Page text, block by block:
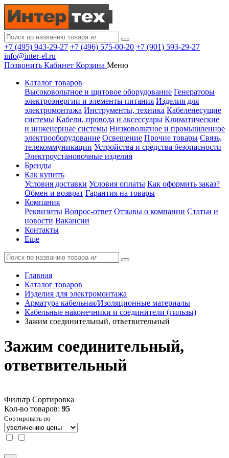
+7 (495) 943-29-27 +7 (496) 575-00-20 +7 (901) 593-29-27
info@inter-el.ru
Позвонить Кабинет Корзина Меню
Каталог товаров
Высоковольтное и щитовое оборудование Генераторы
электроэнергии и элементы питания Изделия для
электромонтажа Инструменты, техника Кабеленесущие
системы Кабели, провода и аксессуары Климатические
и инженерные системы Низковольтное и промышленное
электрооборудование Освещение Прочие товары Связь,
телекоммуникации Устройства и средства безопасности
Электроустановочные изделия
Бренды
Как купить
Условия доставки Условия оплаты Как оформить заказ?
Обмен и возврат Гарантия на товары
Компания
Реквизиты Вопрос-ответ Отзывы о компании Статьи и
новости Вакансии
Контакты
Еще
Главная
Каталог товаров
Изделия для электромонтажа
Арматура кабельная/Изоляционные материалы
Кабельные наконечники и соединители (гильзы)
Зажим соединительный, ответвительный
Зажим соединительный,
ответвительный
Фильтр Сортировка
Кол-во товаров: 95
Сортировать по